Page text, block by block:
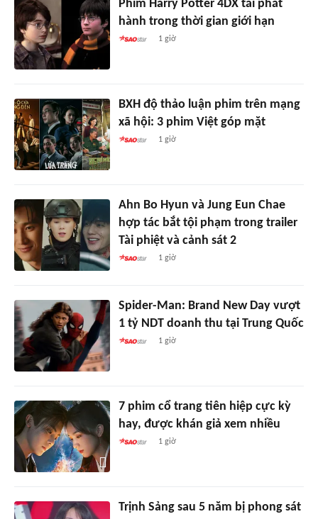
Phim Harry Potter 4DX tái phát
hành trong thời gian giới hạn
1 giờ
BXH độ thảo luận phim trên mạng
xã hội: 3 phim Việt góp mặt
1 giờ
Ahn Bo Hyun và Jung Eun Chae
hợp tác bắt tội phạm trong trailer
Tài phiệt và cảnh sát 2
1 giờ
Spider-Man: Brand New Day vượt
1 tỷ NDT doanh thu tại Trung Quốc
1 giờ
7 phim cổ trang tiên hiệp cực kỳ
hay, được khán giả xem nhiều
1 giờ
Trịnh Sảng sau 5 năm bị phong sát